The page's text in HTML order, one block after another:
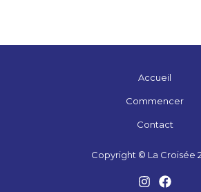
Accueil
Commencer
Contact
Copyright © La Croisée